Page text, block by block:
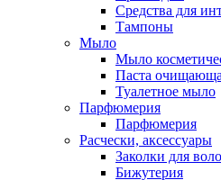
Средства для
Тампоны
Мыло
Мыло
Паста
Туалетное мыло
Парфюмерия
Парфюмерия
Расчески, аксессуары
Заколки для
Бижутерия